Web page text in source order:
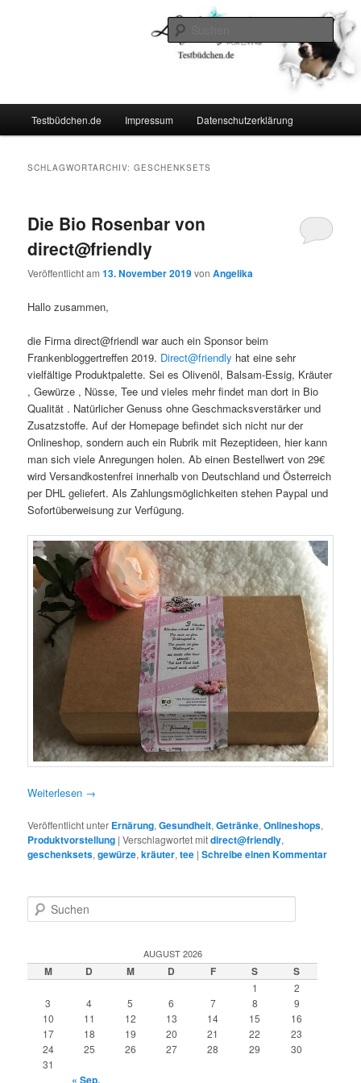
Testbüdchen.de Impressum Datenschutzerklärung
SCHLAGWORTARCHIV:GESCHENKSETS
Die Bio Rosenbar von
direct@friendly
Veröffentlicht am13. November 2019vonAngelika
Hallo zusammen,
die Firma direct@friendl war auch ein Sponsor beim
Frankenbloggertreffen 2019. Direct@friendly hat eine sehr
vielfältige Produktpalette. Sei es Olivenöl, Balsam-Essig, Kräuter
, Gewürze , Nüsse, Tee und vieles mehr findet man dort in Bio
Qualität . Natürlicher Genuss ohne Geschmacksverstärker und
Zusatzstoffe. Auf der Homepage befindet sich nicht nur der
Onlineshop, sondern auch ein Rubrik mit Rezeptideen, hier kann
man sich viele Anregungen holen. Ab einen Bestellwert von 29€
wird Versandkostenfrei innerhalb von Deutschland und Österreich
per DHL geliefert. Als Zahlungsmöglichkeiten stehen Paypal und
Sofortüberweisung zur Verfügung.
Weiterlesen →
Veröffentlicht unter Ernärung,Gesundheit,Getränke,Onlineshops,
Produktvorstellung |Verschlagwortet mitdirect@friendly,
geschenksets,gewürze,kräuter,tee |Schreibe einen Kommentar
u
e
n
AUGUST 2026
M D M D F S S
1
2
3
4 5 6 7 8
9
10
11 12 13 14 15
16
17
18 19 20 21 22
23
24
25 26 27 28 29
30
31
« Sep.